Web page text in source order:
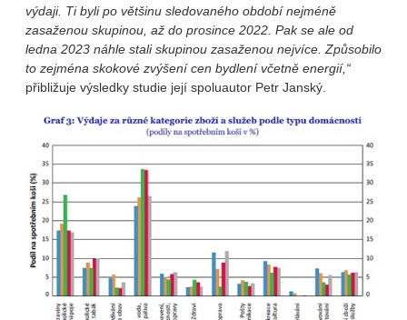
výdaji. Ti byli po většinu sledovaného období nejméně
zasaženou skupinou, až do prosince 2022. Pak se ale od
ledna 2023 náhle stali skupinou zasaženou nejvíce. Způsobilo
to zejména skokové zvýšení cen bydlení včetně energií,“
přibližuje výsledky studie její spoluautor Petr Janský.